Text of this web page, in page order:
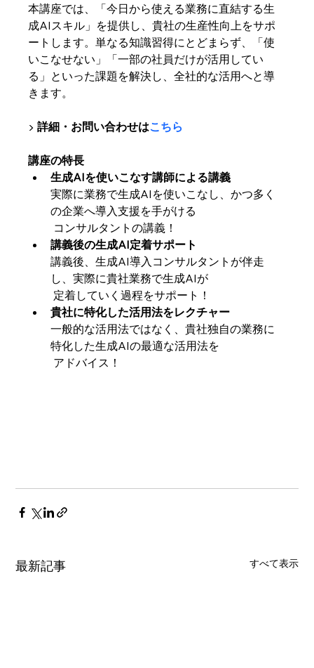
本講座では、「今日から使える業務に直結する生
成AIスキル」を提供し、貴社の生産性向上をサポ
ートします。単なる知識習得にとどまらず、「使
いこなせない」「一部の社員だけが活用してい
る」といった課題を解決し、全社的な活用へと導
きます。
▶ 詳細・お問い合わせはこちら
講座の特長
生成AIを使いこなす講師による講義
実際に業務で生成AIを使いこなし、かつ多く
の企業へ導入支援を手がける
コンサルタントの講義！
講義後の生成AI定着サポート
講義後、生成AI導入コンサルタントが伴走
し、実際に貴社業務で生成AIが
定着していく過程をサポート！
貴社に特化した活用法をレクチャー
一般的な活用法ではなく、貴社独自の業務に
特化した生成AIの最適な活用法を
アドバイス！
最新記事 すべて表示